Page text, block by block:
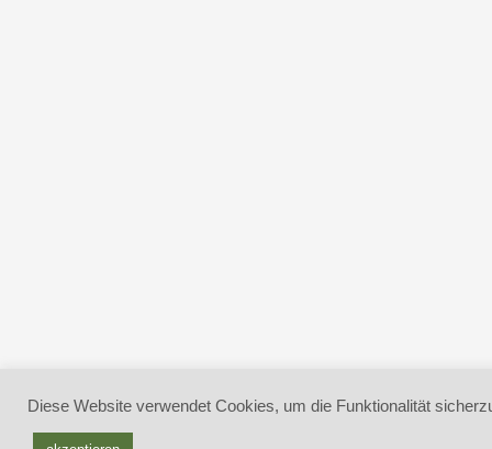
Diese Website verwendet Cookies, um die Funktionalität